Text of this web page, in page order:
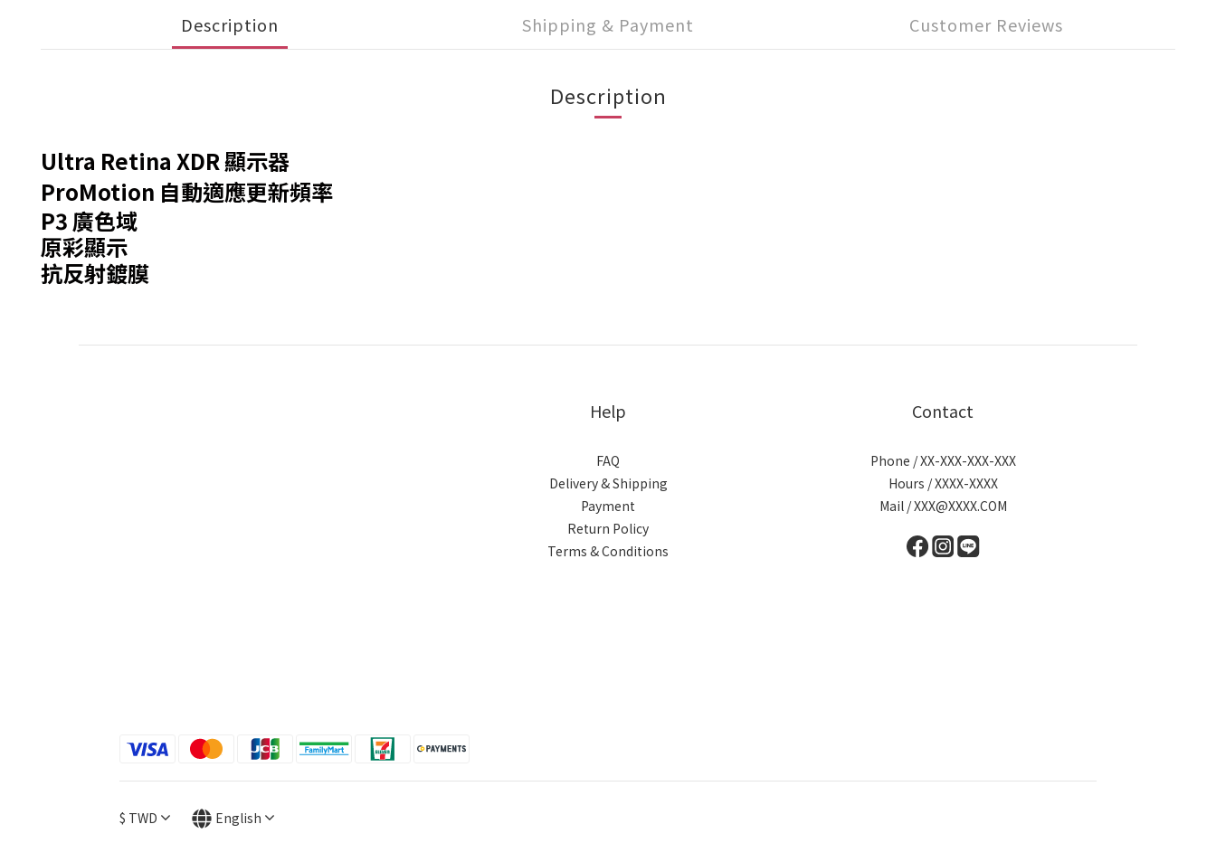
Description Shipping & Payment Customer Reviews
Description
Ultra Retina XDR 顯示器
註
腳
ProMotion 自動適應更新頻率
P3 廣色域
原彩顯示
抗反射鍍膜
Help
FAQ
Delivery & Shipping
Payment
Return Policy
Terms & Conditions
Contact
Phone / XX-XXX-XXX-XXX
Hours / XXXX-XXXX
Mail / XXX@XXXX.COM
$ TWD English